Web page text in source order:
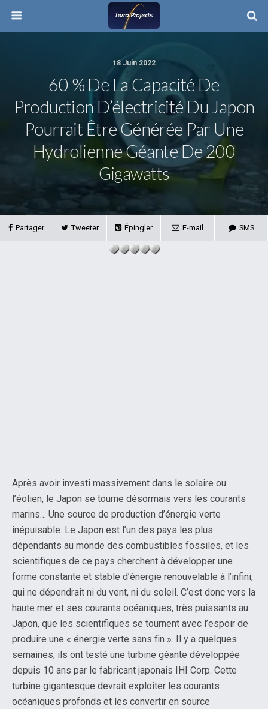
18 Juin 2022
60 % De La Capacité De
Production D’électricité Du Japon
Pourrait Être Générée Par Une
Hydrolienne Géante De 200
Gigawatts
Partager Tweeter Épingler E-mail SMS
Après avoir investi massivement dans le solaire ou
l’éolien, le Japon se tourne désormais vers les courants
marins… Une source de production d’énergie verte
inépuisable. Le Japon est l’un des pays les plus
dépendants au monde des combustibles fossiles, et les
scientifiques de ce pays cherchent à développer une
forme constante et stable d’énergie renouvelable à l’infini,
qui ne dépendrait ni du vent, ni du soleil. C’est donc vers la
haute mer et ses courants océaniques, très puissants au
Japon, que les scientifiques se tournent avec l’espoir de
produire une « énergie verte sans fin ». Il y a quelques
semaines, ils ont testé une turbine géante développée
depuis 10 ans par le fabricant japonais IHI Corp. Cette
turbine gigantesque devrait exploiter les courants
océaniques profonds et les convertir en source